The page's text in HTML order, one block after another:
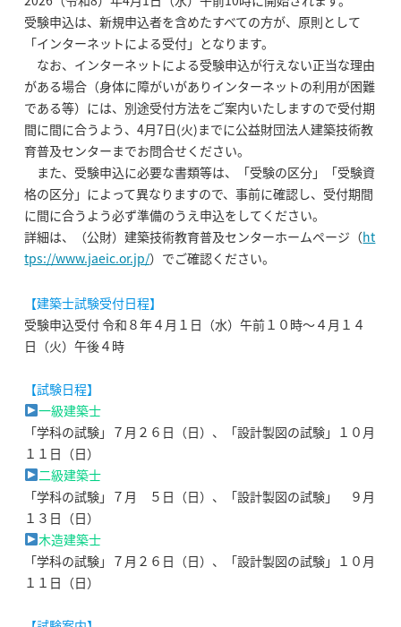
受験申込は、新規申込者を含めたすべての方が、原則として
「インターネットによる受付」となります。
なお、インターネットによる受験申込が行えない正当な理由
がある場合（身体に障がいがありインターネットの利用が困難
である等）には、別途受付方法をご案内いたしますので受付期
間に間に合うよう、4月7日(火)までに公益財団法人建築技術教
育普及センターまでお問合せください。
また、受験申込に必要な書類等は、「受験の区分」「受験資
格の区分」によって異なりますので、事前に確認し、受付期間
に間に合うよう必ず準備のうえ申込をしてください。
詳細は、（公財）建築技術教育普及センターホームページ（ht
tps://www.jaeic.or.jp/）でご確認ください。
【建築士試験受付日程】
受験申込受付 令和８年４月１日（水）午前１０時～４月１４
日（火）午後４時
【試験日程】
一級建築士
「学科の試験」７月２６日（日）、「設計製図の試験」１０月
１１日（日）
二級建築士
「学科の試験」７月 ５日（日）、「設計製図の試験」 ９月
１３日（日）
木造建築士
「学科の試験」７月２６日（日）、「設計製図の試験」１０月
１１日（日）